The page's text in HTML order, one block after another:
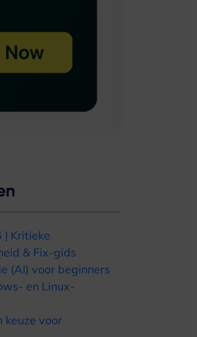
| Kritieke
& Fix-gids
(AI) voor beginners
en Linux-
keuze voor